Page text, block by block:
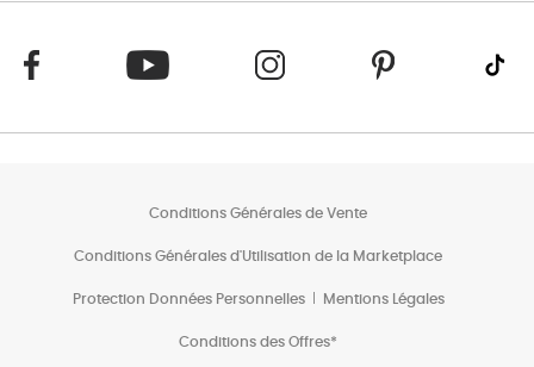
Conditions Générales de Vente
Conditions Générales d'Utilisation de la Marketplace
Protection Données Personnelles Mentions Légales
Conditions des Offres*